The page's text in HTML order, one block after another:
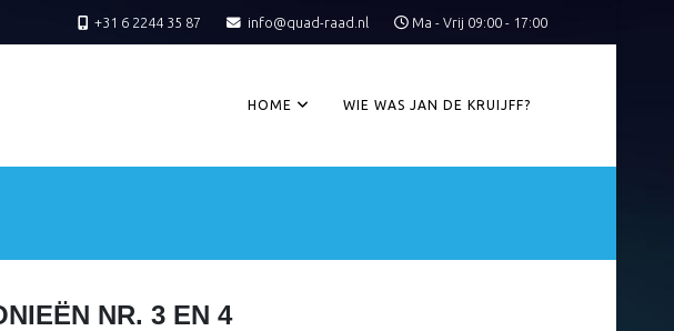
+31 6 2244 35 87 info@quad-raad.nl Ma - Vrij 09:00 - 17:00
HOME WIE WAS JAN DE KRUIJFF?
NR. 3 EN 4